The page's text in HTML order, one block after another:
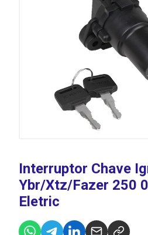
Interruptor Chave
Ybr/Xtz/Fazer 250
Eletric